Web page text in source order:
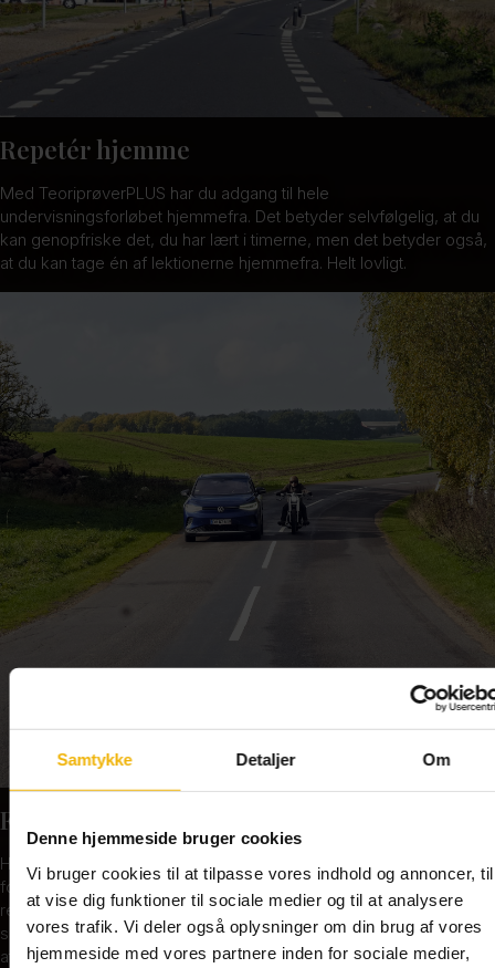
Samtykke Detaljer Om
Denne hjemmeside bruger cookies
Vi bruger cookies til at tilpasse vores indhold og annoncer, til
at vise dig funktioner til sociale medier og til at analysere
vores trafik. Vi deler også oplysninger om din brug af vores
hjemmeside med vores partnere inden for sociale medier,
Repetér hjemme
Med TeoriprøverPLUS har du adgang til hele
undervisningsforløbet hjemmefra. Det betyder selvfølgelig, at du
kan genopfriske det, du har lært i timerne, men det betyder også,
at du kan tage én af lektionerne hjemmefra. Helt lovligt.
Forstå og bestå
Her får du en kort og præcis gennemgang af det, du skal kunne
for at bestå teoriprøven. Der er indlagte emneprøver og
repetitioner, der hjælper med at friske det hele op, lige inden du
skal op til den rigtige teoriprøve. På den måde hjælper vi dig med
at blive helt klar.